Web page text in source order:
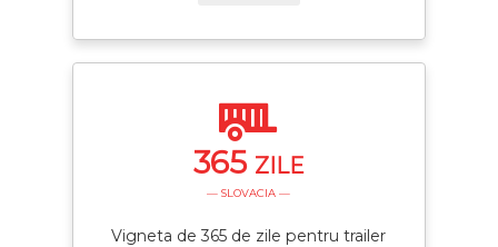
365 ZILE
— SLOVACIA —
Vigneta de 365 de zile pentru trailer